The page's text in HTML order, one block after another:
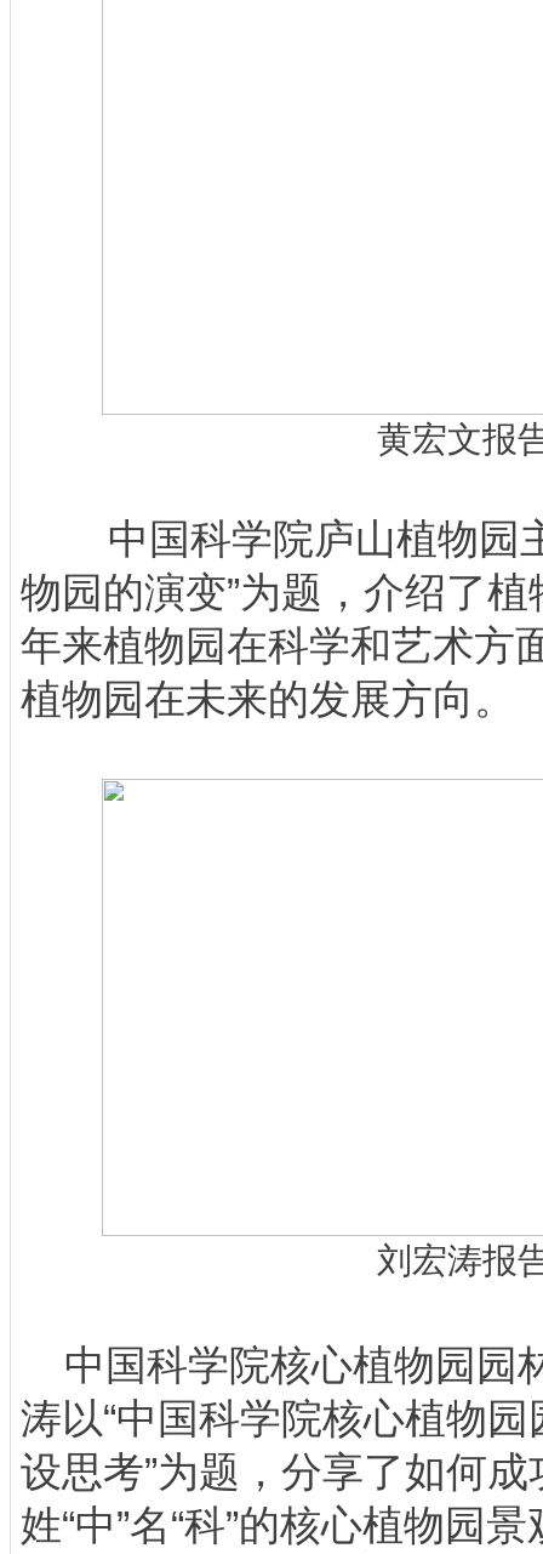
黄宏文报
中国科学院庐山植物园
物园的演变”为题，介绍了
年来植物园在科学和艺术方
植物园在未来的发展方向。
刘宏涛报
中国科学院核心植物园园
涛以“中国科学院核心植物
设思考”为题，分享了如何成
姓“中”名“科”的核心植物园